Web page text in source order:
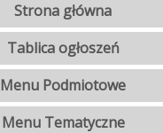
Strona główna
Tablica ogłoszeń
Menu Podmiotowe
Menu Tematyczne